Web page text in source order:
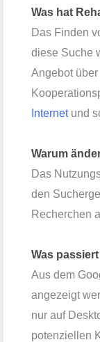
Was hat
Das Finden
diese Suche
Angebot
Internetund
Warum
Das
den
Recherchen
Was
Aus dem
angezeigt
nur auf
potenziellen